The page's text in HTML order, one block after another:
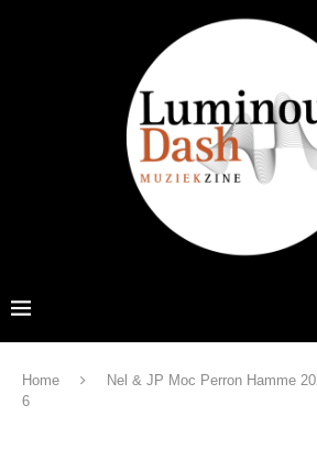
Home
Nel & JP Moc Perron Hamme
6